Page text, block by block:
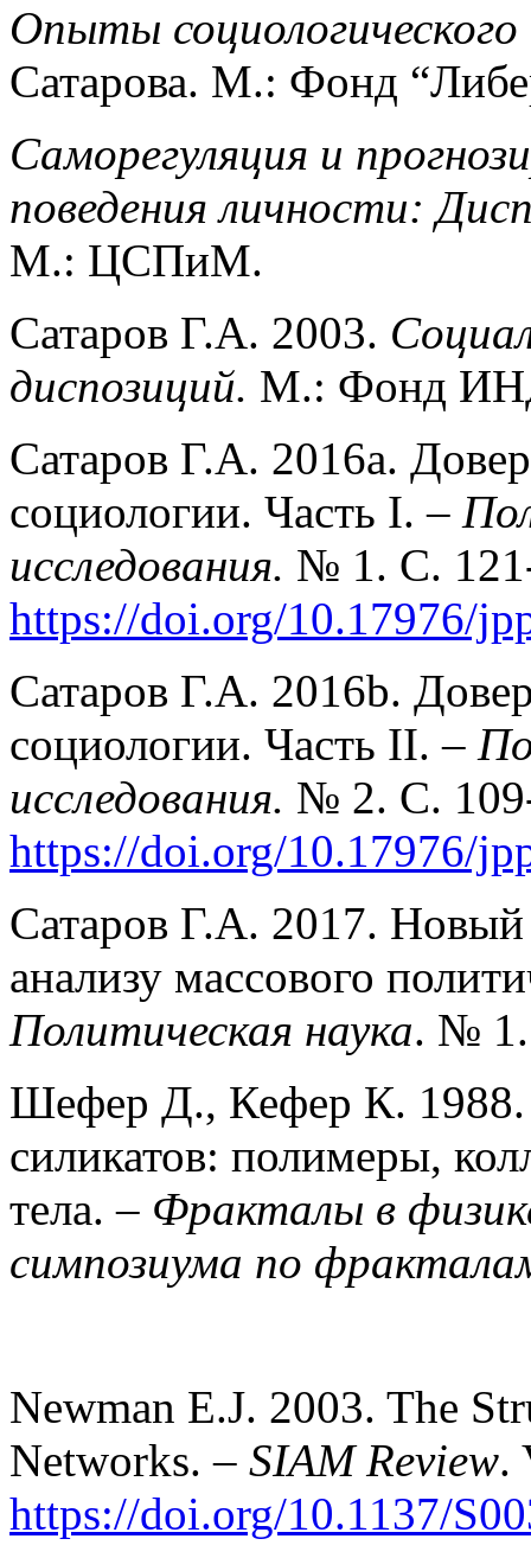
Опыты социологического
Сатарова. М.: Фонд
Саморегуляция и
поведения личности:
М.: ЦСПиМ.
Сатаров Г.А. 2003.
диспозиций. М.: Фонд
Сатаров Г.А. 2016a.
социологии. Часть I. –
исследования. № 1. C.
https://doi.org/10.17976/
Сатаров Г.А. 2016b.
социологии. Часть II. –
исследования. № 2. C.
https://doi.org/10.17976/
Сатаров Г.А. 2017.
анализу массового
Политическая наука. №
Шефер Д., Кефер К. 1988.
силикатов: полимеры,
тела. – Фракталы в
симпозиума по
Newman E.J. 2003. The
Networks. – SIAM Review.
https://doi.org/10.1137/